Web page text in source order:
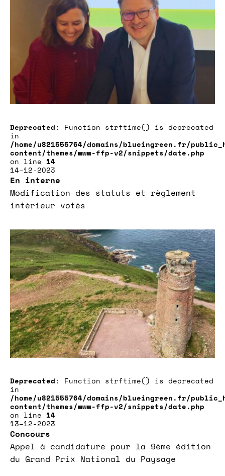
Deprecated: Function strftime() is deprecated
in
/home/u821555764/domains/blueingreen.fr/
content/themes/www-ffp-v2/snippets/date.php
on line 14
14–12-2023
En interne
Modification des statuts et règlement
intérieur votés
Deprecated: Function strftime() is deprecated
in
/home/u821555764/domains/blueingreen.fr/
content/themes/www-ffp-v2/snippets/date.php
on line 14
13–12-2023
Concours
Appel à candidature pour la 9ème édition
du Grand Prix National du Paysage